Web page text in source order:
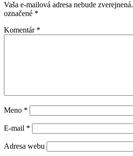
Vaša e-mailová adresa nebude zverejnená.
označené *
Komentár *
Meno *
E-mail *
Adresa webu